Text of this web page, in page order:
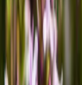
est régulière et
cette
Le
entraîner
la chaleur